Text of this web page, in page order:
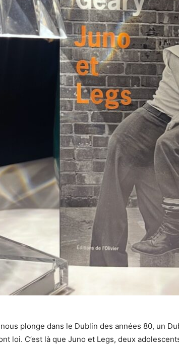
plonge dans le Dublin des années 80, un
loi. C’est là que Juno et Legs, deux